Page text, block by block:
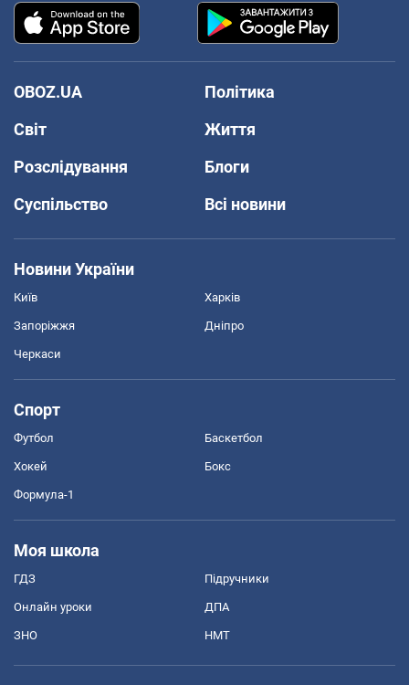
OBOZ.UA
Політика
Світ
Життя
Розслідування
Блоги
Суспільство
Всі новини
Новини України
Київ Харків
Запоріжжя Дніпро
Черкаси
Спорт
Футбол Баскетбол
Хокей Бокс
Формула-1
Моя школа
ГДЗ Підручники
Онлайн уроки ДПА
ЗНО НМТ